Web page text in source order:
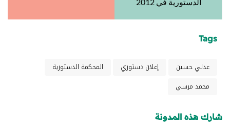
Tags
عدلي حسين إعلان دستوري
المحكمة الدستورية
محمد مرسي
شارك هذه المدونة